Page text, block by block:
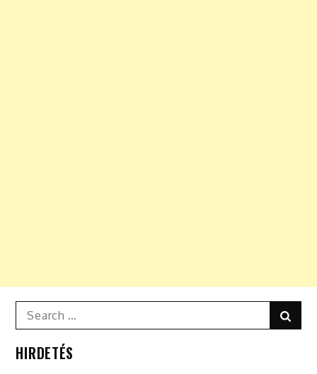
Search
for:
HIRDETÉS